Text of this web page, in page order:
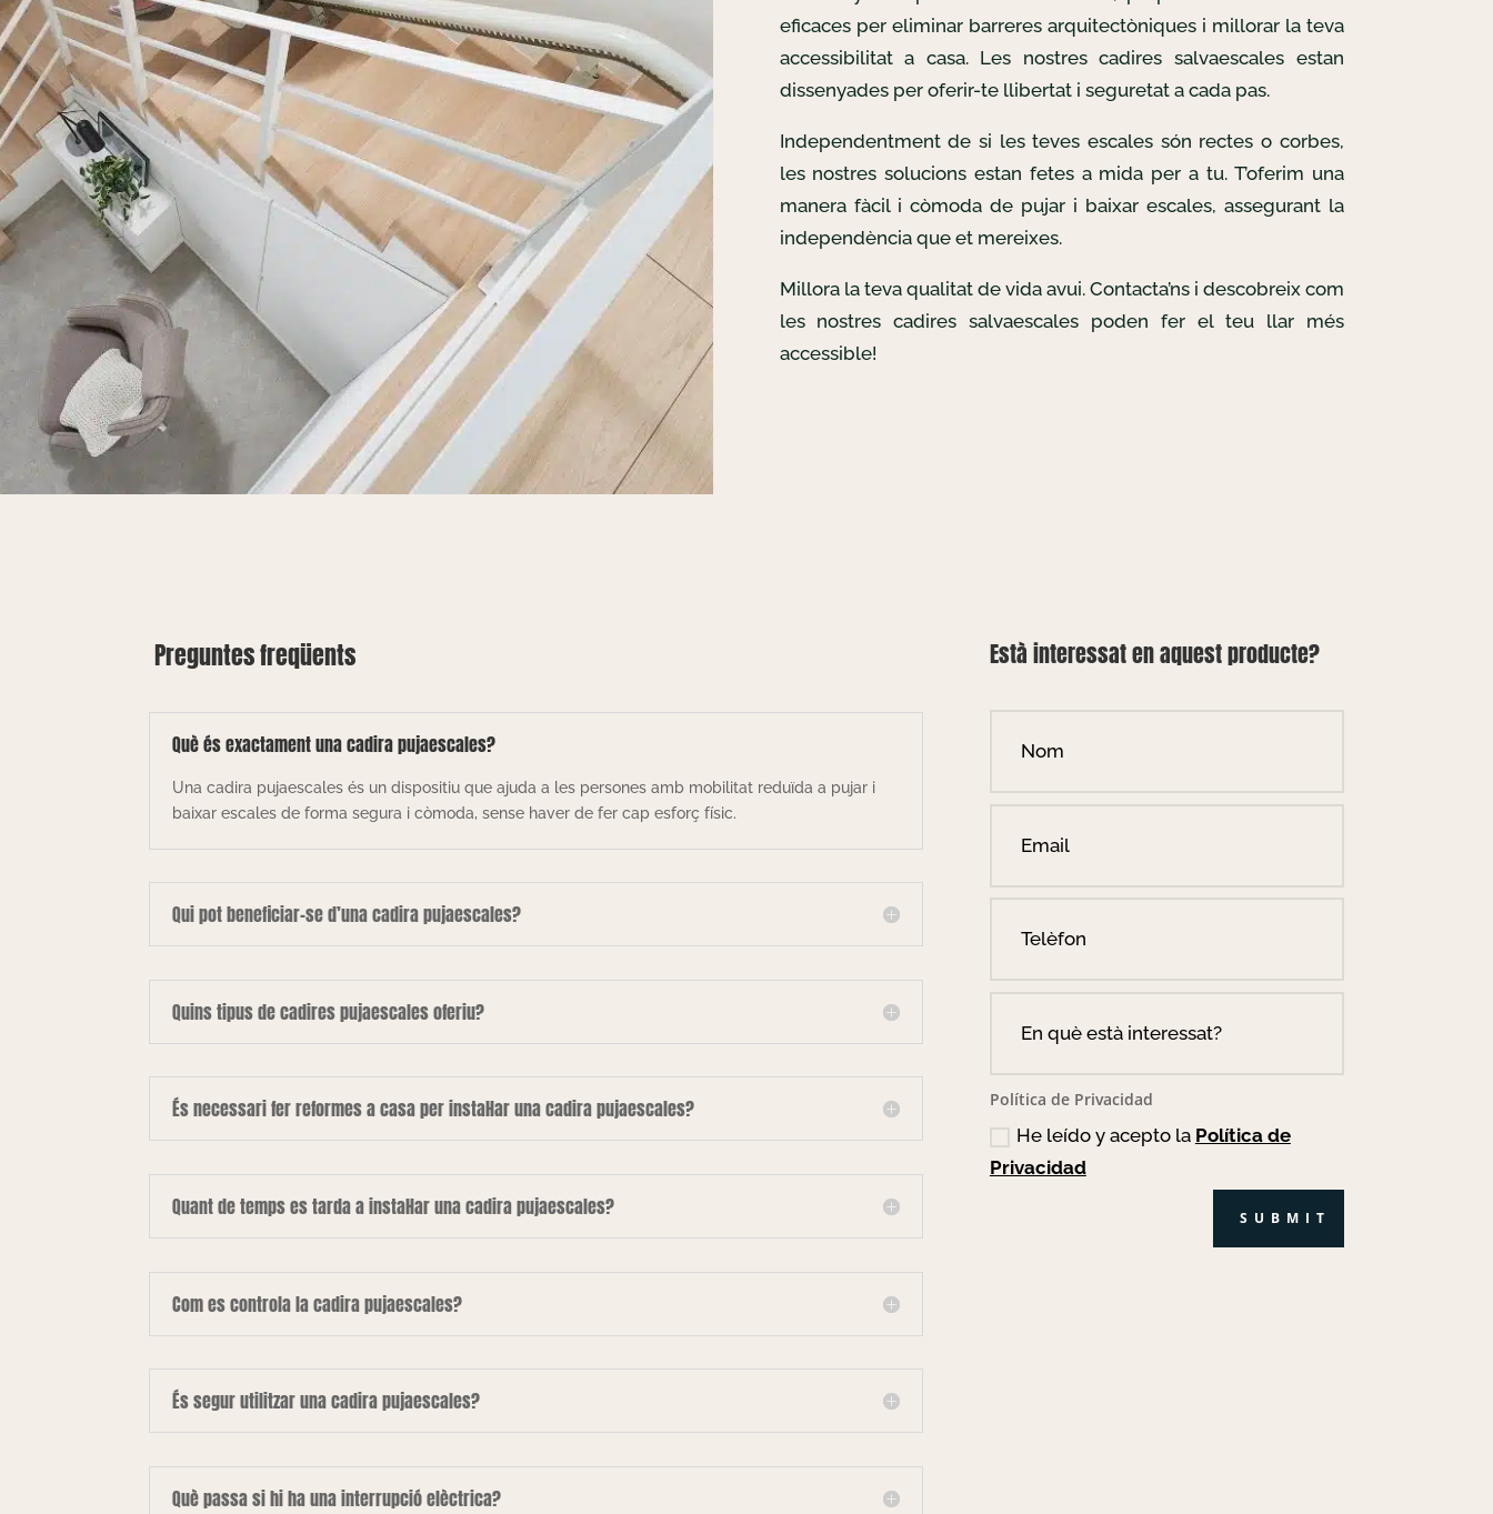
eficaces per eliminar barreres arquitectòniques i millorar la teva
accessibilitat a casa. Les nostres cadires salvaescales estan
dissenyades per oferir-te llibertat i seguretat a cada pas.
Independentment de si les teves escales són rectes o corbes,
les nostres solucions estan fetes a mida per a tu. T’oferim una
manera fàcil i còmoda de pujar i baixar escales, assegurant la
independència que et mereixes.
Millora la teva qualitat de vida avui. Contacta’ns i descobreix com
les nostres cadires salvaescales poden fer el teu llar més
accessible!
Preguntes freqüents
Què és exactament una cadira pujaescales?
Una cadira pujaescales és un dispositiu que ajuda a les persones amb mobilitat reduïda a pujar i
baixar escales de forma segura i còmoda, sense haver de fer cap esforç físic.
Qui pot beneficiar-se d’una cadira pujaescales?
Quins tipus de cadires pujaescales oferiu?
És necessari fer reformes a casa per instal·lar una cadira pujaescales?
Quant de temps es tarda a instal·lar una cadira pujaescales?
Com es controla la cadira pujaescales?
És segur utilitzar una cadira pujaescales?
Què passa si hi ha una interrupció elèctrica?
Està interessat en aquest producte?
Política de Privacidad
He leído y acepto la Política de
Privacidad
SUBMIT